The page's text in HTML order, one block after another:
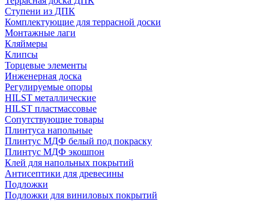
Ступени из ДПК
Комплектующие для террасной доски
Монтажные лаги
Кляймеры
Клипсы
Торцевые элементы
Инженерная доска
Регулируемые опоры
HILST металлические
HILST пластмассовые
Сопутствующие товары
Плинтуса напольные
Плинтус МДФ белый под покраску
Плинтус МДФ экошпон
Клей для напольных покрытий
Антисептики для древесины
Подложки
Подложки для виниловых покрытий